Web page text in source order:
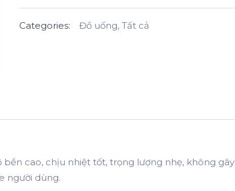
Categories: Đồ uống, Tất cả
cao, chịu nhiệt tốt, trọng lượng nhẹ, không gây
người dùng.